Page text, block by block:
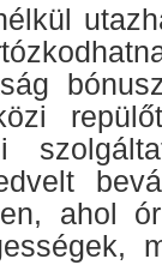
ahol